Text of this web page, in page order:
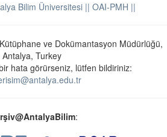
Bilim Üniversitesi || OAI-PMH ||
ve Dokümantasyon Müdürlüğü,
Antalya, Turkey
hata görürseniz, lütfen bildiriniz:
: